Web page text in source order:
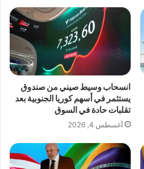
انسحاب وسيط صيني من صندوق
يستثمر في أسهم كوريا الجنوبية بعد
تقلبات حادة في السوق
أغسطس 4, 2026